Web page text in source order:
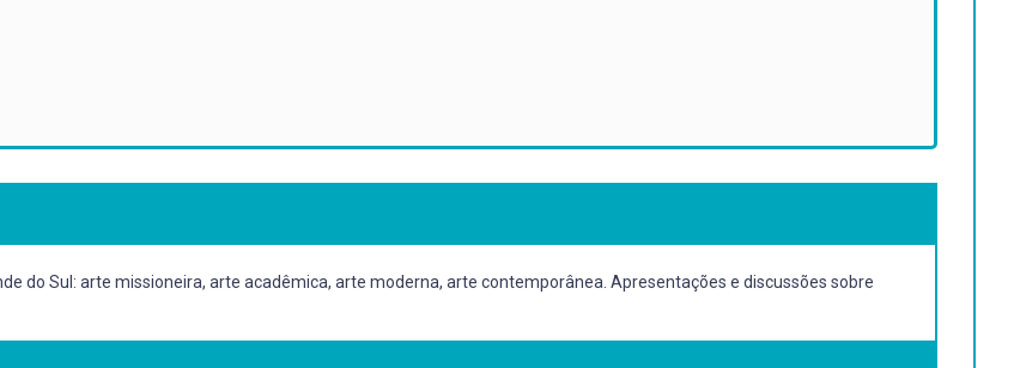
do Sul: arte missioneira, arte acadêmica, arte moderna, arte contemporânea. Apresentações e discussões sobre